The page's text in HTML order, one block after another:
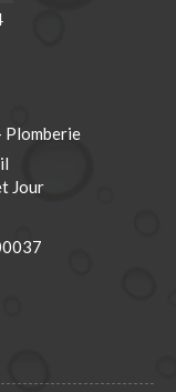
Plomberie
Jour